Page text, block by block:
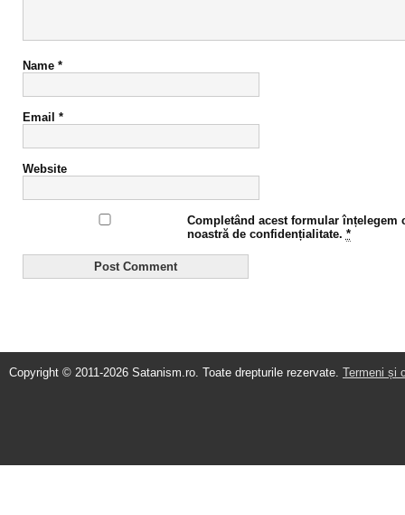
Name *
Email *
Website
Completând acest formular înțelegem
noastră de confidențialitate. *
Copyright © 2011-2026 Satanism.ro. Toate drepturile rezervate. Termeni și